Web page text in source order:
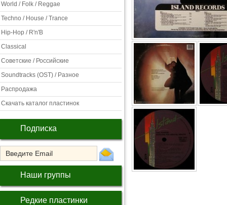
World / Folk / Reggae
Techno / House / Trance
Hip-Hop / R'n'B
Classical
Советские / Российские
Soundtracks (OST) / Разное
Распродажа
Скачать каталог пластинок
Подписка
Наши группы
Редкие пластинки